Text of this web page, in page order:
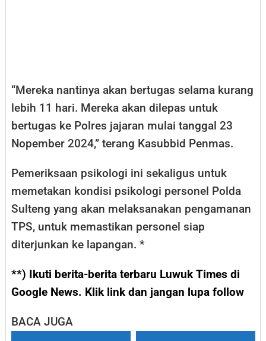
“Mereka nantinya akan bertugas selama kurang
lebih 11 hari. Mereka akan dilepas untuk
bertugas ke Polres jajaran mulai tanggal 23
Nopember 2024,” terang Kasubbid Penmas.
Pemeriksaan psikologi ini sekaligus untuk
memetakan kondisi psikologi personel Polda
Sulteng yang akan melaksanakan pengamanan
TPS, untuk memastikan personel siap
diterjunkan ke lapangan. *
**) Ikuti berita-berita terbaru Luwuk Times di
Google News. Klik link dan jangan lupa follow
BACA JUGA